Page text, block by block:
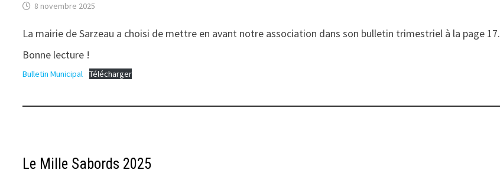
8 novembre 2025
La mairie de Sarzeau a choisi de mettre en avant notre association dans son bulletin trimestriel à la page 17.
Bonne lecture !
Bulletin Municipal Télécharger
Le Mille Sabords 2025